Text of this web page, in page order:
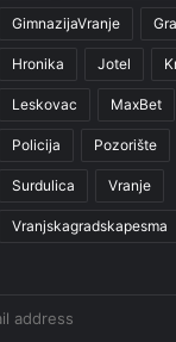
GimnazijaVranje
Hronika Jotel
Leskovac MaxBet
Policija Pozorište
Surdulica Vranje
Vranjskagradskapesma